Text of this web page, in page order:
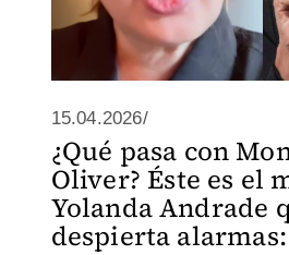
15.04.2026/
¿Qué pasa con
Oliver? Éste es el
Yolanda Andrade
despierta